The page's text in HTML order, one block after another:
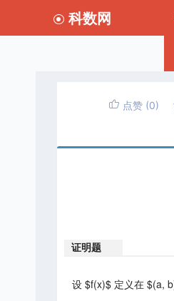
科数网
点赞 (0)
证明题
设 $f(x)$ 定义在 $(a,